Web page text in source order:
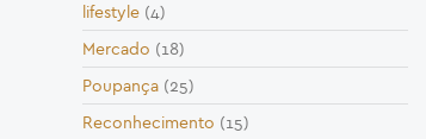
lifestyle (4)
Mercado (18)
Poupança (25)
Reconhecimento (15)